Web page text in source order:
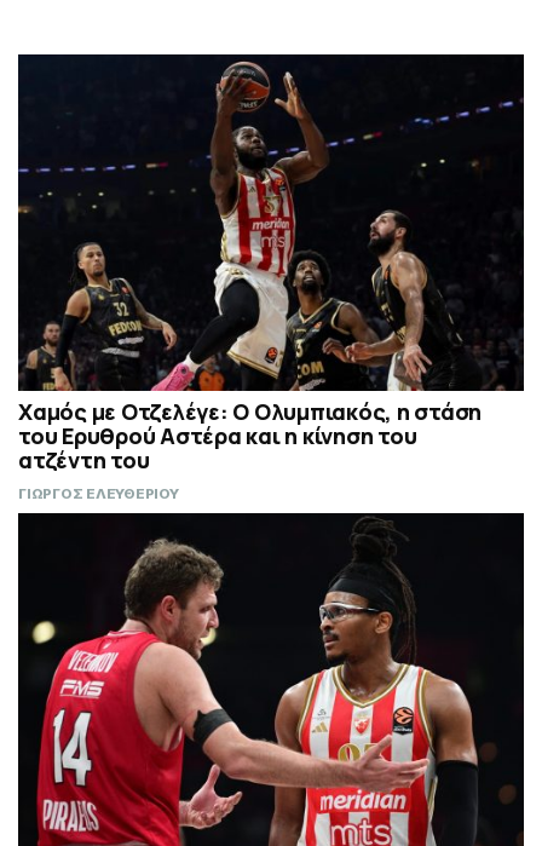
Χαμός με Οτζελέγε: Ο Ολυμπιακός, η στάση
του Ερυθρού Αστέρα και η κίνηση του
ατζέντη του
ΓΙΩΡΓΟΣ ΕΛΕΥΘΕΡΙΟΥ